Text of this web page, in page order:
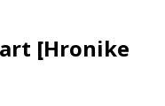
[Hronike